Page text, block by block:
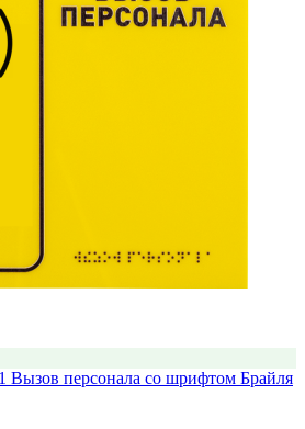
Вызов персонала со шрифтом Брайля